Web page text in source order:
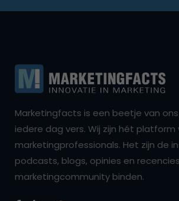
Marketingfacts is een beetje van
iedere dag vers. Wij zijn hét platform
marketingprofessionals. Het zijn de
podcasts, blogs, opinies en
marketingcommunity binden.